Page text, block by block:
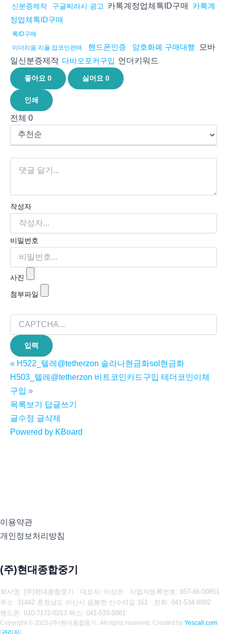
신분증제작 구글찌라시 광고 카톡계정업체톡ID구매
카톡계
정업체톡ID구매
톡ID구매
이더리움 리플 잡코인판매
핸드폰인증 암호화폐 구매대행
모바
일신분증제작 다바오포커구입 언더키워드
좋아요 0 싫어요 0
인쇄
전체 0
작성자
비밀번호
사진
첨부파일
« H522_텔레@tetherzon 솔라나현금화sol현금화
H503_텔레@tetherzon 비트코인카드구입 테더코인이체
구입 »
목록보기 답글쓰기
글수정 글삭제
Powered by KBoard
이용약관
개인정보처리방침
(주)현대종합중기
회사명: (주)현대종합중기 대표자: 이상은 사업자등록번호: 857-86-00851
주소: 31442 충청남도 아산시 음봉면 신수리길 161 전화: 041-534-8882
핸드폰: 010-7172-0213 팩스: 041-533-5881
Copyright © 2025 (주)현대종합중기. All rights reserved. Created by Yescall.com
[관리자]